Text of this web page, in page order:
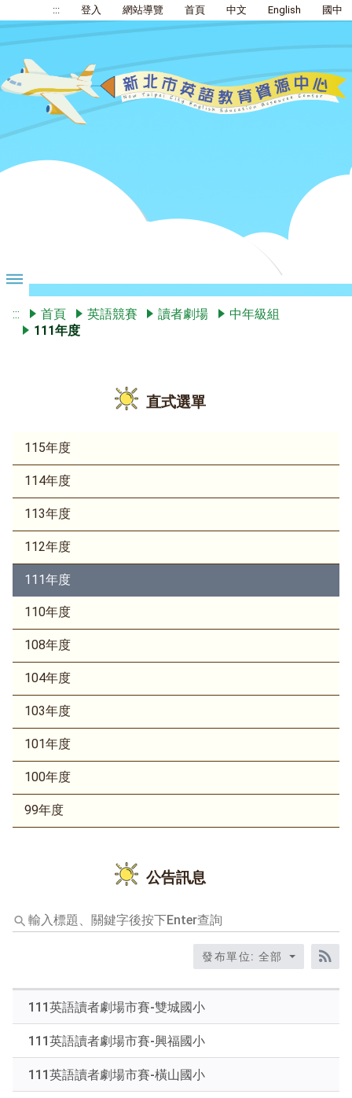
::: 登入 網站導覽 首頁 中文 English 國中
::: 首頁 英語競賽 讀者劇場
中年級組
111年度
直式選單
115年度
114年度
113年度
112年度
111年度
110年度
108年度
104年度
103年度
101年度
100年度
99年度
公告訊息
輸
入
下
Enter
查
發布單位: 全部
111英語讀者劇場市賽-雙城國小
111英語讀者劇場市賽-興福國小
111英語讀者劇場市賽-橫山國小